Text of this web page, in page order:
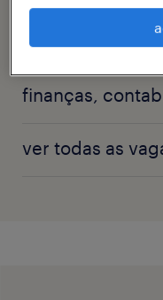
recursos
finanças,
ver todas as